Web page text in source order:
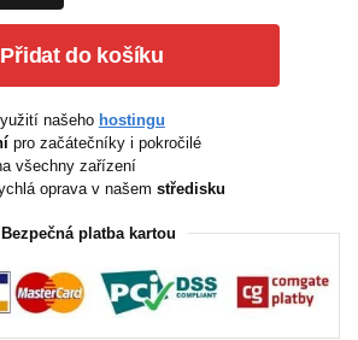
Přidat do košíku
našeho hostingu
pro začátečníky i pokročilé
všechny zařízení
oprava v našem středisku
Bezpečná platba kartou